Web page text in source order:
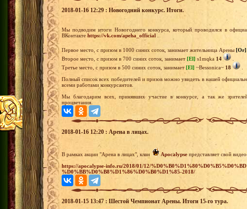
2018-01-16 12:29 : Новогодний конкурс. Итоги.
Мы подводим итоги Новогоднего конкурса, который проводился в
ВКонтакте https://vk.com/apeha_official
Первое место, с призом в 1000 синих соток, занимает жительница Арены [Or]
Второе место, с призом в 700 синих соток, занимает [El] s1mqka 14
Третье место, с призом в 500 синих соток, занимает [El] ~Bessonica~ 18
Полный список всех победителей и призов можно увидеть в нашей
всеми работами конкурсантов.
Мы благодарим всех, принявших участие в конкурсе, а так же
процветания.
2018-01-16 12:20 : Арена в лицах.
В рамках акции "Арена в лицах", клан Apocalypse представляет свой
https://apocalypse-info.ru/2018/01/12/
%D0%BB%D0%B8%D1%86%D0%B0%D1%85-2018/
2018-01-15 13:47 : Шестой Чемпионат Арены. Итоги 15-го тура.